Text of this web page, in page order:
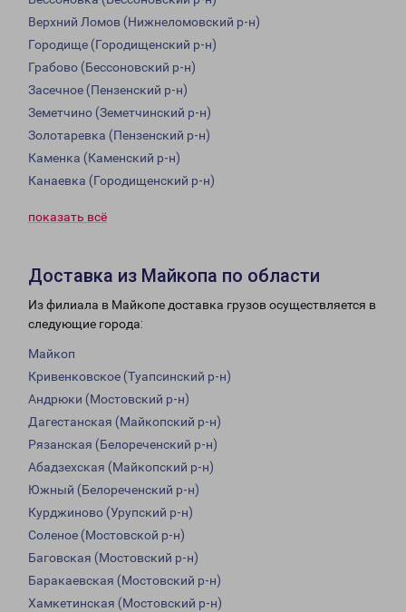
Верхний Ломов (Нижнеломовский р-н)
Городище (Городищенский р-н)
Грабово (Бессоновский р-н)
Засечное (Пензенский р-н)
Земетчино (Земетчинский р-н)
Золотаревка (Пензенский р-н)
Каменка (Каменский р-н)
Канаевка (Городищенский р-н)
показать всё
Доставка из Майкопа по области
Из филиала в Майкопе доставка грузов осуществляется в
следующие города:
Майкоп
Кривенковское (Туапсинский р-н)
Андрюки (Мостовский р-н)
Дагестанская (Майкопский р-н)
Рязанская (Белореченский р-н)
Абадзехская (Майкопский р-н)
Южный (Белореченский р-н)
Курджиново (Урупский р-н)
Соленое (Мостовской р-н)
Баговская (Мостовский р-н)
Баракаевская (Мостовский р-н)
Хамкетинская (Мостовский р-н)